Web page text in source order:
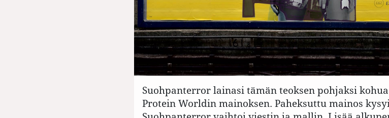
Suohpanterror lainasi tämän teoksen pohjaksi
Protein Worldin mainoksen. Paheksuttu mainos